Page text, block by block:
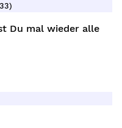
Du mal wieder alle